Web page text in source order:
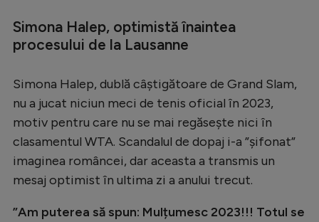
Stranieri
Clasamente
Tenis
Handbal
Natație
Formula 1
Simona Halep, optimistă înaintea
procesului de la Lausanne
Simona Halep, dublă câștigătoare de Grand Slam,
nu a jucat niciun meci de tenis oficial în 2023,
motiv pentru care nu se mai regăsește nici în
clasamentul WTA. Scandalul de dopaj i-a ”șifonat”
imaginea româncei, dar aceasta a transmis un
mesaj optimist în ultima zi a anului trecut.
”Am puterea să spun: Mulțumesc 2023!!! Totul se